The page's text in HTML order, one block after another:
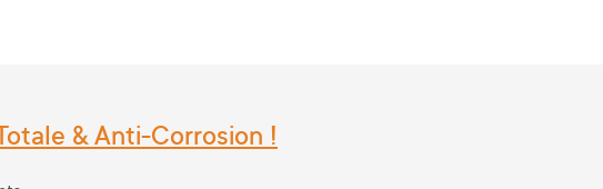
& Anti-Corrosion !